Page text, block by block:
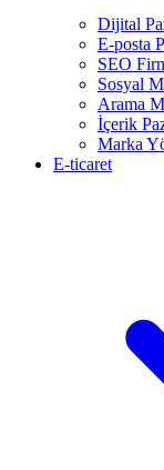
Dijital
E-posta
SEO
Sosyal
Arama
İçerik
Marka
E-ticaret